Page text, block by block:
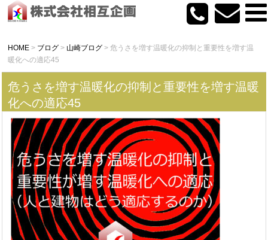
HOME > ブログ > 山崎ブログ > 危うさを増す温暖化の抑制と重要性を増す温
暖化への適応45
危うさを増す温暖化の抑制と重要性を増す温暖
化への適応45